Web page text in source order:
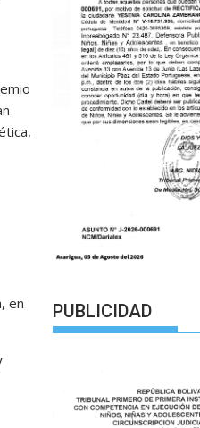
en
PUBLICIDAD